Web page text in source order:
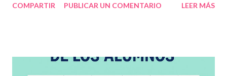
infantil , y promover la convivencia escolar armónica . Desde el
COMPARTIR PUBLICAR UN COMENTARIO LEER MÁS